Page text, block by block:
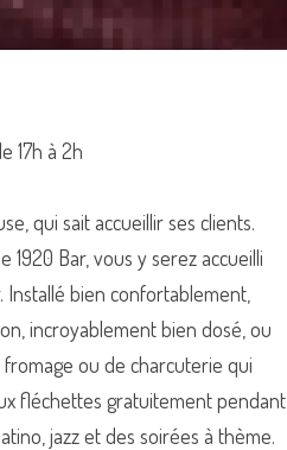
17h à 2h
qui sait accueillir ses clients.
Bar, vous y serez accueilli
bien confortablement,
incroyablement bien dosé, ou
ou de charcuterie qui
fléchettes gratuitement pendant
jazz et des soirées à thème.